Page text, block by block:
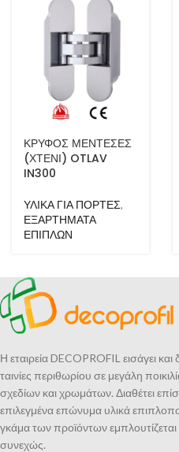
ΚΡΥΦΟΣ ΜΕΝΤΕΣΕΣ
(ΧΤΕΝΙ) OTLAV
IN300
ΥΛΙΚΑ ΓΙΑ ΠΟΡΤΕΣ,
ΕΞΑΡΤΗΜΑΤΑ
ΕΠΙΠΛΩΝ
Η εταιρεία DECOPROFIL εισάγει και
ταινίες περιθωρίου σε μεγάλη
σχεδίων και χρωμάτων. Διαθέτει
επιλεγμένα επώνυμα υλικά
γκάμα των προϊόντων εμπλουτίζεται
συνεχώς.